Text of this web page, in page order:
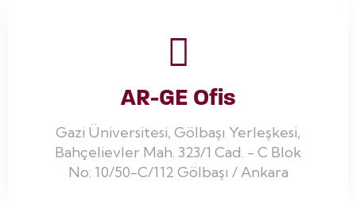
AR-GE Ofis
Gazi Üniversitesi, Gölbaşı Yerleşkesi,
Bahçelievler Mah. 323/1 Cad. - C Blok
No: 10/50-C/112 Gölbaşı / Ankara